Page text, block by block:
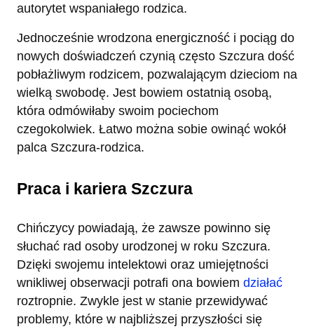
autorytet wspaniałego rodzica.
Jednocześnie wrodzona energiczność i pociąg do
nowych doświadczeń czynią często Szczura dość
pobłażliwym rodzicem, pozwalającym dzieciom na
wielką swobodę. Jest bowiem ostatnią osobą,
która odmówiłaby swoim pociechom
czegokolwiek. Łatwo można sobie owinąć wokół
palca Szczura-rodzica.
Praca i kariera Szczura
Chińczycy powiadają, że zawsze powinno się
słuchać rad osoby urodzonej w roku Szczura.
Dzięki swojemu intelektowi oraz umiejętności
wnikliwej obserwacji potrafi ona bowiem działać
roztropnie. Zwykle jest w stanie przewidywać
problemy, które w najbliższej przyszłości się